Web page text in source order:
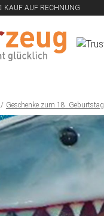
KAUF AUF RECHNUNG
Geschenke zum 18. Geburtstag